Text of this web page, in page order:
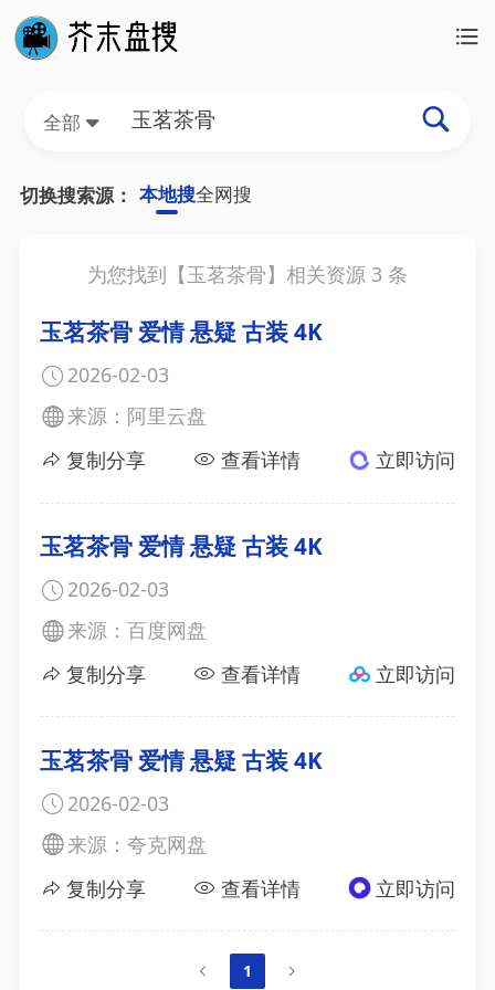
全部
切换搜索源： 本地搜全网搜
为您找到【玉茗茶骨】相关资源 3 条
玉茗茶骨 爱情 悬疑 古装 4K
2026-02-03
来源：阿里云盘
复制分享
查看详情 立即访问
玉茗茶骨 爱情 悬疑 古装 4K
2026-02-03
来源：百度网盘
复制分享
查看详情 立即访问
玉茗茶骨 爱情 悬疑 古装 4K
2026-02-03
来源：夸克网盘
复制分享
查看详情 立即访问
1